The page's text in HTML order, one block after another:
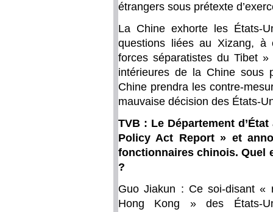
étrangers sous prétexte
La Chine exhorte les États-
questions liées au Xizang, à
forces séparatistes du Tibet
intérieures de la Chine sous
Chine prendra les contre-
mauvaise décision des États-
TVB : Le Département
Policy Act Report » et
fonctionnaires chinois. Quel
?
Guo Jiakun : Ce soi-disant
Hong Kong » des États-